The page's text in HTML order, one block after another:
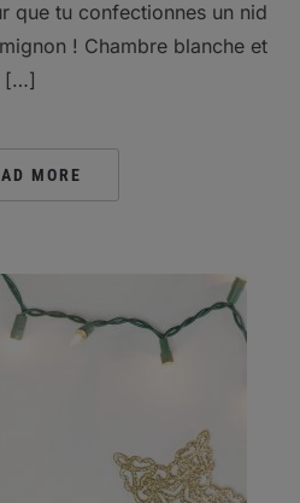
que tu confectionnes un nid
! Chambre blanche et
[…]
MORE